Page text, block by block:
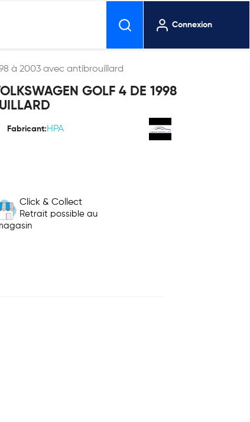
Connexion
à 2003 avec antibrouillard
GOLF 4 DE 1998
Fabricant: HPA
Click & Collect
Retrait possible au